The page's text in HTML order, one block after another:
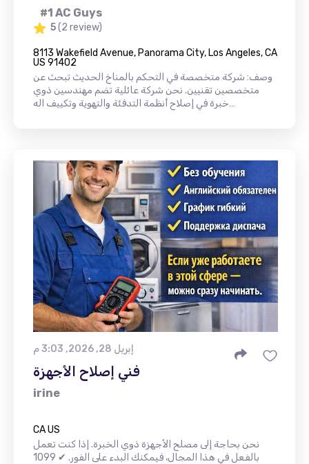
#1 AC Guys
5(2 review)
8113 Wakefield Avenue, Panorama City, Los Angeles, CA
US 91402
وصف: شركة متخصصة في التحكم بالمناخ الحديث تبحث عن
متخصصين تقنيين. نحن شركة عائلية تضم مهندسين ذوي
خبرة في إصلاح أنظمة التدفئة والتهوية وتكييف اله…
إبريل 28, 2026, 3:03 م
فني إصلاح الأجهزة
irine
CA US
نحن بحاجة إلى مصلح الأجهزة ذوي الخبرة. إذا كنت تعمل
بالفعل في هذا المجال، فيمكنك البدء على الفور. ✔ 1099